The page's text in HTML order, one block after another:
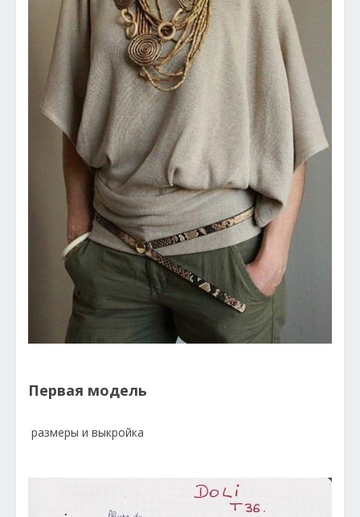
Первая модель
размеры и выкройка